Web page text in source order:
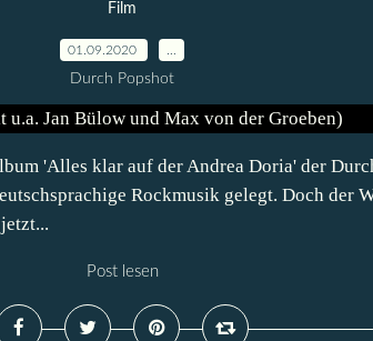
Film
01.09.2020
Durch Popshot
'Alles klar auf der Andrea Doria' der
Rockmusik gelegt. Doch der
Post lesen